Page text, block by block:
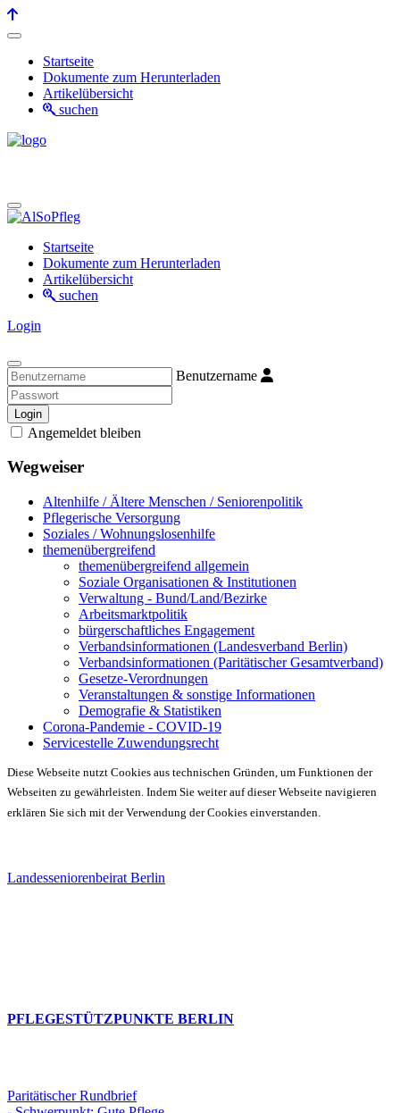
Startseite
Dokumente zum Herunterladen
Artikelübersicht
suchen
Startseite
Dokumente zum Herunterladen
Artikelübersicht
suchen
Login
Benutzername
Login
Angemeldet bleiben
Wegweiser
Altenhilfe / Ältere Menschen / Seniorenpolitik
Pflegerische Versorgung
Soziales / Wohnungslosenhilfe
themenübergreifend
themenübergreifend allgemein
Soziale Organisationen & Institutionen
Verwaltung - Bund/Land/Bezirke
Arbeitsmarktpolitik
bürgerschaftliches Engagement
Verbandsinformationen (Landesverband Berlin)
Verbandsinformationen (Paritätischer Gesamtverband)
Gesetze-Verordnungen
Veranstaltungen & sonstige Informationen
Demografie & Statistiken
Corona-Pandemie - COVID-19
Servicestelle Zuwendungsrecht
Diese Webseite nutzt Cookies aus technischen Gründen, um Funktionen der
Webseiten zu gewährleisten. Indem Sie weiter auf dieser Webseite navigieren
erklären Sie sich mit der Verwendung der Cookies einverstanden.
Landesseniorenbeirat Berlin
PFLEGESTÜTZPUNKTE BERLIN
Paritätischer Rundbrief